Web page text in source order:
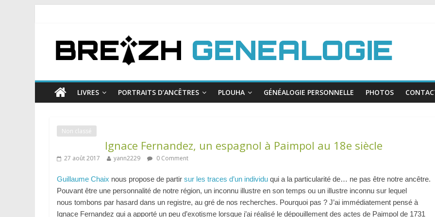
LIVRES PORTRAITS D’ANCÊTRES PLOUHA GÉNÉALOGIE PERSONNELLE PHOTOS
Non classé
Ignace Fernandez, un espagnol à Paimpol au 18e siècle
27 août 2017 yann2229 0 Comment
Guillaume Chaix nous propose de partir sur les traces d’un individu qui a la particularité de… ne pas être notre ancêtre.
Pouvant être une personnalité de notre région, un inconnu illustre en son temps ou un illustre inconnu sur lequel
nous tombons par hasard dans un registre, au gré de nos recherches. Pourquoi pas ? J’ai immédiatement pensé à
Ignace Fernandez qui a apporté un peu d’exotisme lorsque j’ai réalisé le dépouillement des actes de Paimpol de 1731